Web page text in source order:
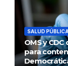
SALUD PÚBLICA
OMS y
para